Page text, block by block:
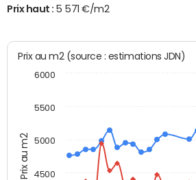
Prix haut : 5 571 €/m2
Prix au m2
Prix au m2 (source : estimations JDN)
4500
5000
5500
6000